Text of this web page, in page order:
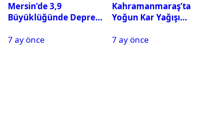
Mersin’de 3,9
Büyüklüğünde Deprem
7 ay önce
Kahramanmaraş’ta
Yoğun Kar Yağışı
Tatil
7 ay önce